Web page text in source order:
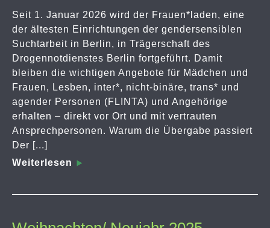
Seit 1. Januar 2026 wird der Frauen*laden, eine
der ältesten Einrichtungen der gendersensiblen
Suchtarbeit in Berlin, in Trägerschaft des
Drogennotdienstes Berlin fortgeführt. Damit
bleiben die wichtigen Angebote für Mädchen und
Frauen, Lesben, inter*, nicht-binäre, trans* und
agender Personen (FLINTA) und Angehörige
erhalten – direkt vor Ort und mit vertrauten
Ansprechpersonen. Warum die Übergabe passiert
Der [...]
Weiterlesen